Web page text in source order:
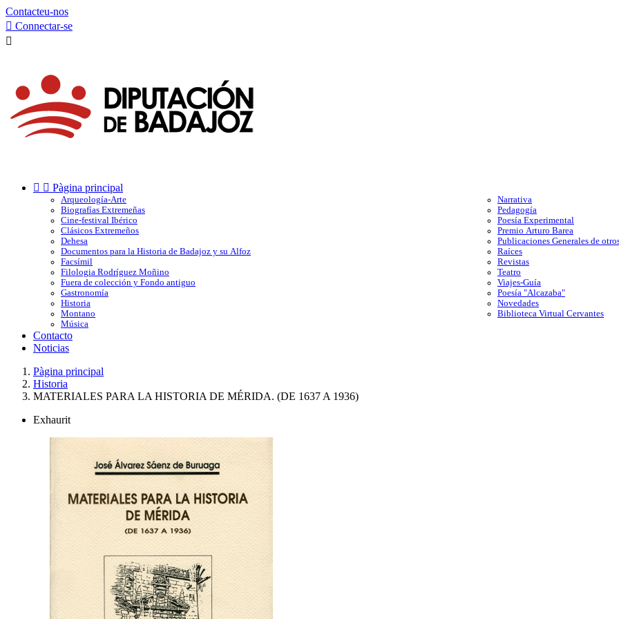
Contacteu-nos
 Connectar-se

  Pàgina principal
Arqueología-Arte
Biografías Extremeñas
Cine-festival Ibérico
Clásicos Extremeños
Dehesa
Documentos para la Historia de Badajoz y su Alfoz
Facsímil
Filologia Rodríguez Moñino
Fuera de colección y Fondo antiguo
Gastronomía
Historia
Montano
Música
Narrativa
Pedagogía
Poesía Experimental
Premio Arturo Barea
Publicaciones Generales de
Raíces
Revistas
Teatro
Viajes-Guía
Poesía "Alcazaba"
Novedades
Biblioteca Virtual Cervantes
Contacto
Noticias
Pàgina principal
Historia
MATERIALES PARA LA HISTORIA DE MÉRIDA. (DE 1637 A 1936)
Exhaurit